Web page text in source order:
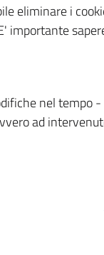
eliminare i
importante
nel
ad